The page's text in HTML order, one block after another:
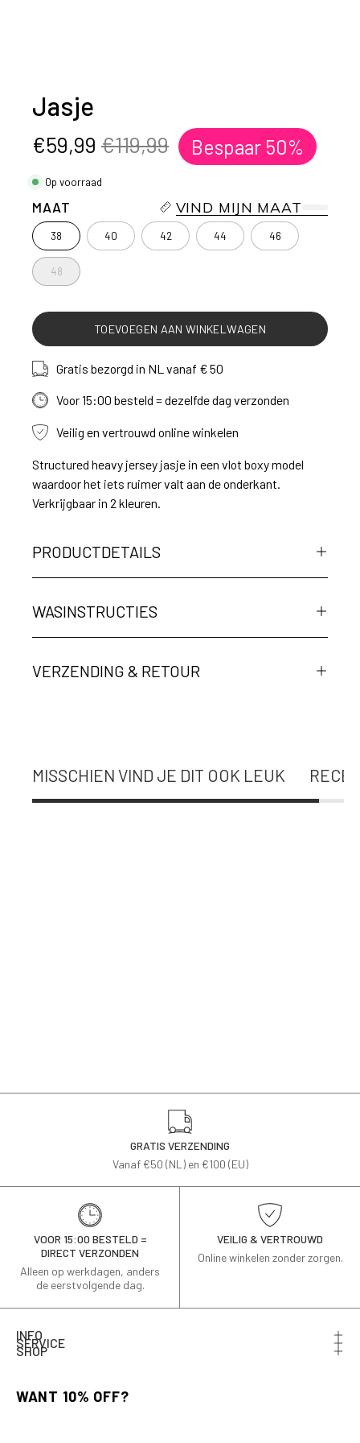
Jasje
€59,99 €119,99 Bespaar 50%
Op voorraad
MAAT VIND MIJN MAAT
38 40 42 44 46
48
TOEVOEGEN AAN WINKELWAGEN
Gratis bezorgd in NL vanaf € 50
Voor 15:00 besteld = dezelfde dag verzonden
Veilig en vertrouwd online winkelen
Structured heavy jersey jasje in een vlot boxy model
waardoor het iets ruimer valt aan de onderkant.
Verkrijgbaar in 2 kleuren.
PRODUCTDETAILS
WASINSTRUCTIES
VERZENDING & RETOUR
MISSCHIEN VIND JE DIT OOK LEUK
GRATIS VERZENDING
Vanaf €50 (NL) en €100 (EU)
VOOR 15:00 BESTELD =
DIRECT VERZONDEN
Alleen op werkdagen, anders
de eerstvolgende dag.
VEILIG & VERTROUWD
Online winkelen zonder zorgen.
INFO
SERVICE
SHOP